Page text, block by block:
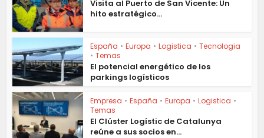
Visita al Puerto de San Vicente: Un
hito estratégico...
España • Europa • Logistica • Tecnologia
• Temas
El potencial energético de los
parkings logísticos
Empresa • España • Europa • Logistica •
Temas
El Clúster Logístic de Catalunya
reúne a sus socios en...